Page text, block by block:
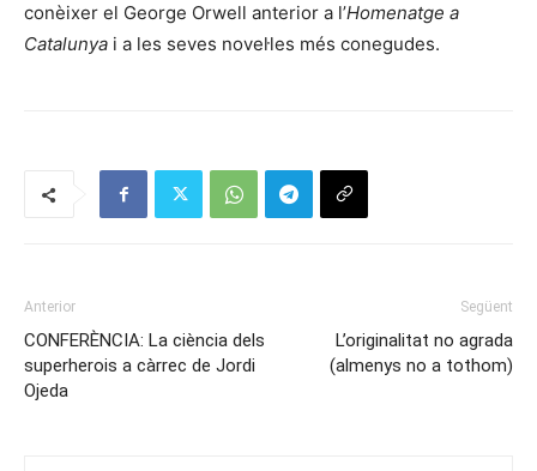
conèixer el George Orwell anterior a l’Homenatge a
Catalunya i a les seves novel·les més conegudes.
Anterior
CONFERÈNCIA: La ciència dels
superherois a càrrec de Jordi
Ojeda
Següent
L’originalitat no agrada
(almenys no a tothom)